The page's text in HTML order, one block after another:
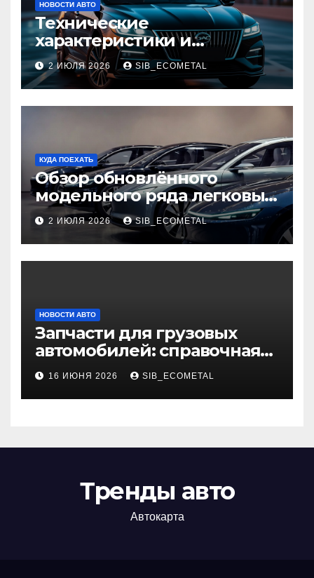
НОВОСТИ АВТО
Технические
характеристики и
доступные комплектации
GAC Empow
2 ИЮЛЯ 2026 SIB_ECOMETAL
КУДА ПОЕХАТЬ
Обзор обновлённого
модельного ряда легковых
автомобилей 2026 года
2 ИЮЛЯ 2026 SIB_ECOMETAL
НОВОСТИ АВТО
Запчасти для грузовых
автомобилей: справочная
база по корейским и
японским моделям
16 ИЮНЯ 2026 SIB_ECOMETAL
Тренды авто
Автокарта